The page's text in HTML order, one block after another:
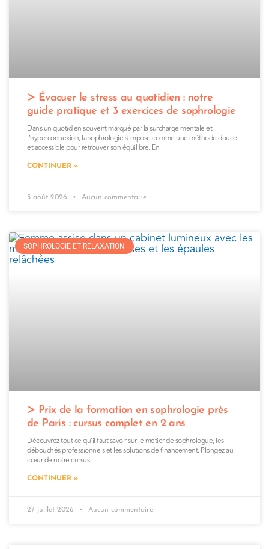
Évacuer le stress au quotidien : notre
guide pratique et 3 exercices de sophrologie
Dans un quotidien souvent marqué par la surcharge mentale et
l’hyperconnexion, la sophrologie s’impose comme une méthode douce
et accessible pour retrouver son équilibre. En
CONTINUER »
3 août 2026 Aucun commentaire
SOPHROLOGIE ET RELAXATION
Prix de la formation en sophrologie près
de Paris : cursus complet en 2 ans
Découvrez tout ce qu’il faut savoir sur le métier de sophrologue, les
débouchés professionnels et les solutions de financement. Plongez au
cœur de notre cursus
CONTINUER »
27 juillet 2026 Aucun commentaire